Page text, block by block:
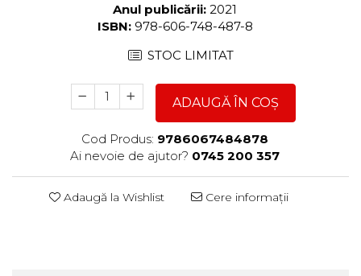
Anul publicării: 2021
ISBN: 978-606-748-487-8
STOC LIMITAT
ADAUGĂ ÎN COȘ
Cod Produs: 9786067484878
Ai nevoie de ajutor? 0745 200 357
Adaugă la Wishlist Cere informații